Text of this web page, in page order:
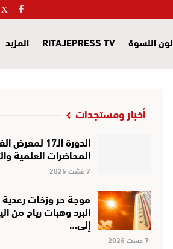
نون النسوة RITAJEPRESS TV المزيد
أخبار ومستجدات
الدورة الـ17
المحاضرات العلمية
7 غشت 2026
موجة حر وزخات
البرد وهبات رياح من
إلى…
7 غشت 2026